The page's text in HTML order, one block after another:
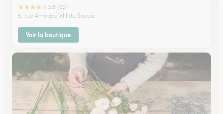
★★★★
3.8 (62)
5, rue Amedee VIII de Savoie
Voir la boutique